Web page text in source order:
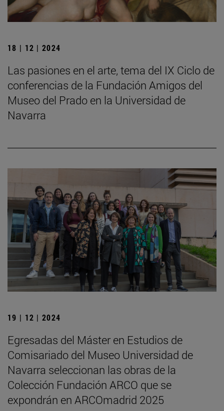
18 | 12 | 2024
Las pasiones en el arte, tema del IX Ciclo de
conferencias de la Fundación Amigos del
Museo del Prado en la Universidad de
Navarra
19 | 12 | 2024
Egresadas del Máster en Estudios de
Comisariado del Museo Universidad de
Navarra seleccionan las obras de la
Colección Fundación ARCO que se
expondrán en ARCOmadrid 2025